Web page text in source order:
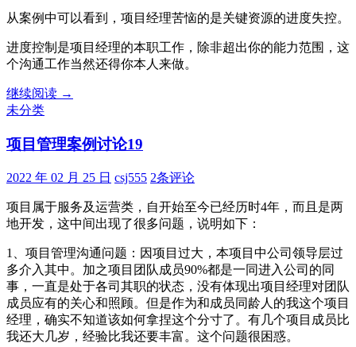
从案例中可以看到，项目经理苦恼的是关键资源的进度失控。
进度控制是项目经理的本职工作，除非超出你的能力范围，这
个沟通工作当然还得你本人来做。
继续阅读项
理
例
论
20
→
未分类
项目管理案例讨论19
2022 年 02 月 25 日 csj555 2条评论
项目属于服务及运营类，自开始至今已经历时4年，而且是两
地开发，这中间出现了很多问题，说明如下：
1、项目管理沟通问题：因项目过大，本项目中公司领导层过
多介入其中。加之项目团队成员90%都是一同进入公司的同
事，一直是处于各司其职的状态，没有体现出项目经理对团队
成员应有的关心和照顾。但是作为和成员同龄人的我这个项目
经理，确实不知道该如何拿捏这个分寸了。有几个项目成员比
我还大几岁，经验比我还要丰富。这个问题很困惑。